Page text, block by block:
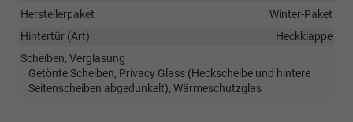
Herstellerpaket
Winter-Paket
Hintertür (Art)
Heckklappe
Scheiben, Verglasung
Getönte Scheiben, Privacy Glass (Heckscheibe und hintere
Seitenscheiben abgedunkelt), Wärmeschutzglas